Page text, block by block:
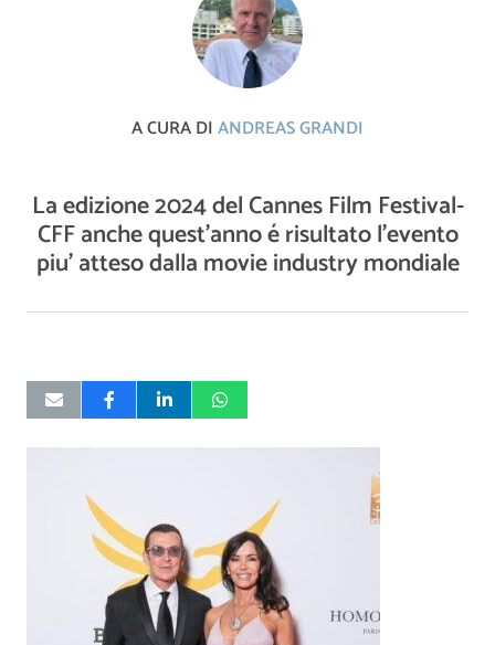
A CURA DIANDREAS GRANDI
La edizione 2024 del Cannes Film Festival-
CFF anche quest’anno é risultato l’evento
piu’ atteso dalla movie industry mondiale